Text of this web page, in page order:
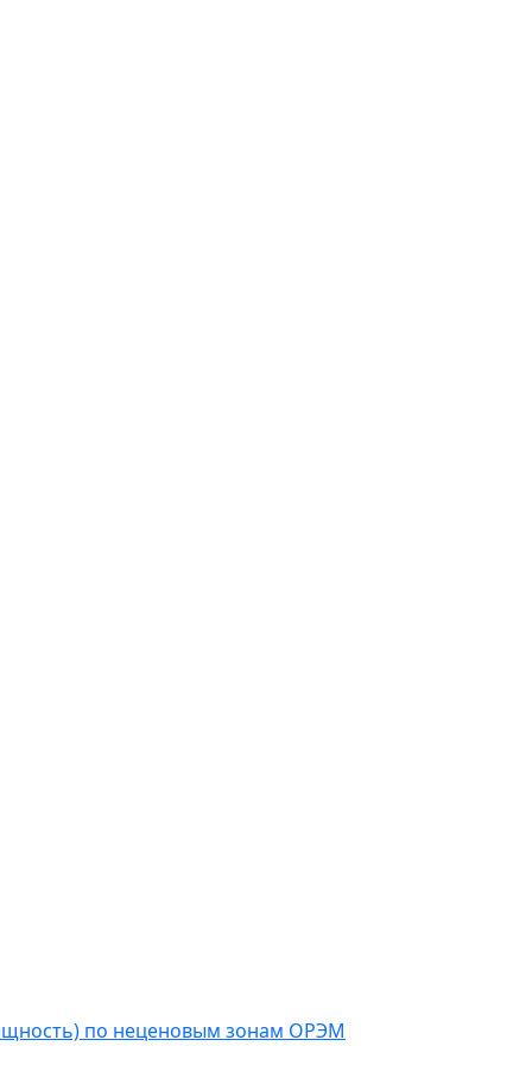
по неценовым зонам ОРЭМ